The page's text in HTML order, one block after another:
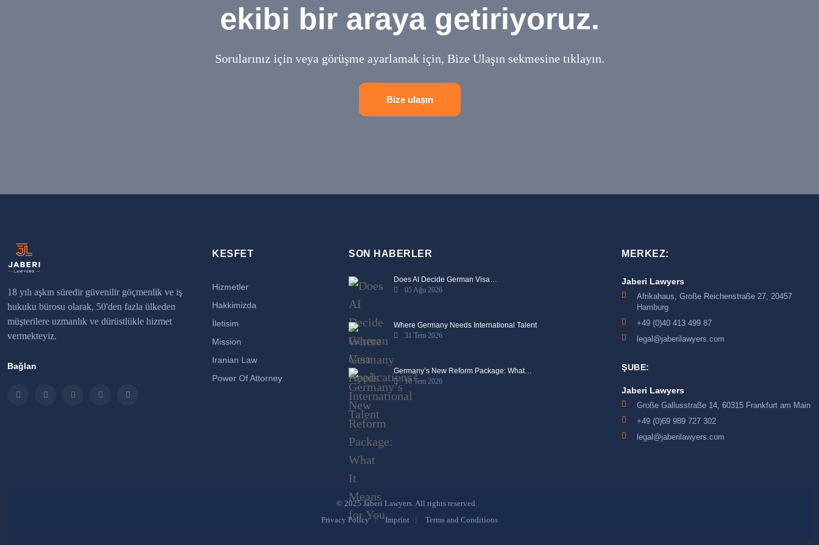
ekibi bir araya getiriyoruz.
Sorularınız için veya görüşme ayarlamak için, Bize Ulaşın sekmesine tıklayın.
Bize ulaşın
18 yılı aşkın süredir güvenilir göçmenlik ve iş
hukuku bürosu olarak, 50'den fazla ülkeden
müşterilere uzmanlık ve dürüstlükle hizmet
vermekteyiz.
Bağlan
InstagramLinkedInFacebookTwitter Email
KESFET
Hizmetler
Hakkimizda
İletisim
Mission
Iranian Law
Power Of Attorney
SON HABERLER
Does AI Decide German Visa…
05 Ağu 2026
Where Germany Needs International Talent
31 Tem 2026
Germany’s New Reform Package: What…
10 Tem 2026
MERKEZ:
Jaberi Lawyers
Afrikahaus, Große Reichenstraße 27, 20457
Hamburg
+49 (0)40 413 499 87
legal@jaberilawyers.com
ŞUBE:
Jaberi Lawyers
Große Gallusstraße 14, 60315 Frankfurt am Main
+49 (0)69 989 727 302
legal@jaberilawyers.com
© 2025 Jaberi Lawyers. All rights reserved.
Privacy Policy
Imprint Terms and Conditions